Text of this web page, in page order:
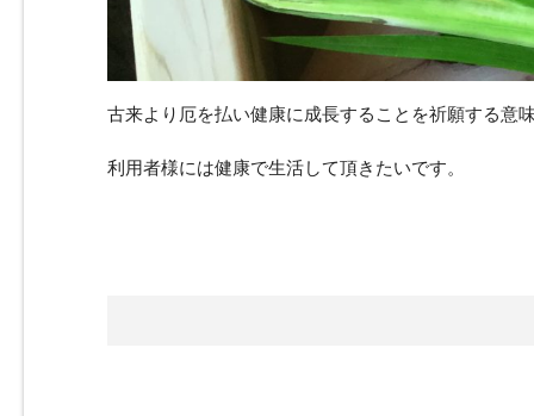
古来より厄を払い健康に成長することを祈願する意
利用者様には健康で生活して頂きたいです。